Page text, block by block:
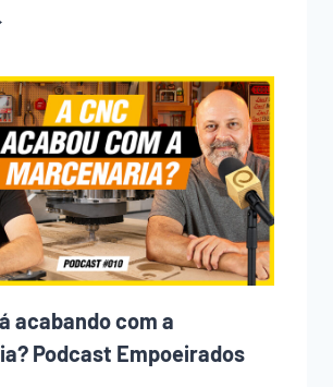
acabando com a
Podcast Empoeirados